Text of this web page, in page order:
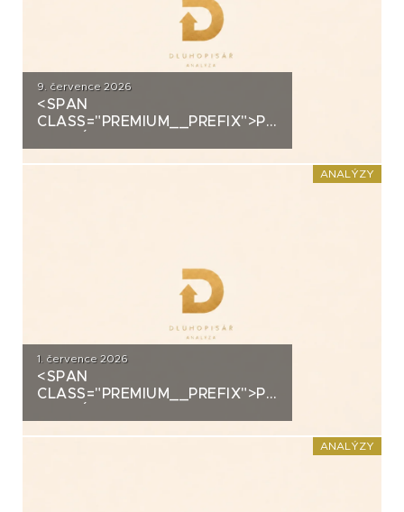
9. července 2026
<SPAN
CLASS="PREMIUM__PREFIX">PREMIUM</
ANALÝZY
1. července 2026
<SPAN
CLASS="PREMIUM__PREFIX">PREMIUM</
ANALÝZY